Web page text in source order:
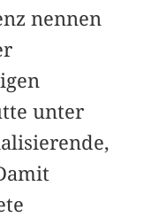
nennen
unter